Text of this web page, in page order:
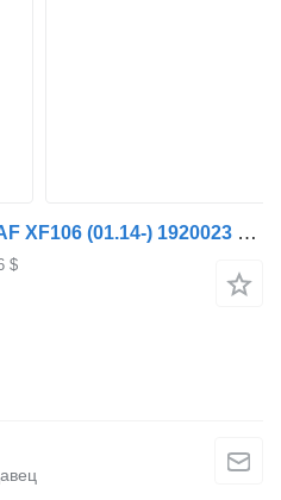
Зеркало заднего вида DAF XF106 (01.14-) 1920023 для тягача DAF XF106 (2014-)
$